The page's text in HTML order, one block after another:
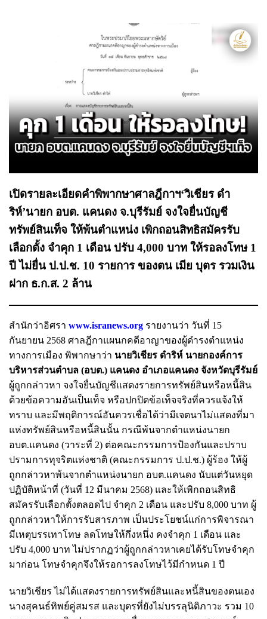
เปิดรายละเอียดคำพิพากษาศาลฎีกาฯ‘วิเชียร ดำ
ริห์’นายก อบต. แคนดง จ.บุรีรัมย์ จงใจยื่นบัญชี
ทรัพย์สินเท็จ ให้พ้นตำแหน่ง เพิกถอนสิทธิสมัครรับ
เลือกตั้ง จำคุก 1 เดือน ปรับ 4,000 บาท ให้รอลงโทษ 1
ปี ไม่ยื่น ป.ป.ช. 10 รายการ ของตน เมีย บุตร รวมเงิน
ฝาก ธ.ก.ส. 2 ล้าน
สำนักว่าอิศรา www.isranews.org รายงานว่า วันที่ 15
กันยายน 2568 ศาลฎีกาแผนกคดีอาญาของผู้ดำรงตำแหน่ง
ทางการเมือง พิพากษาว่า นายวิเชียร ดำริห์ นายกองค์การ
บริหารส่วนตำบล (อบต.) แคนดง อำเภอแคนดง จังหวัดบุรีรัมย์
ผู้ถูกกล่าวหา จงใจยื่นบัญชีแสดงรายการทรัพย์สินหรือหนี้สิน
ด้วยข้อความอันเป็นเท็จ หรือปกปิดข้อเท็จจริงที่ควรแจ้งให้
ทราบ และมีพฤติการณ์อันควรเชื่อได้ว่ามีเจตนาไม่แสดงที่มา
แห่งทรัพย์สินหรือหนี้สินนั้น กรณีพ้นจากตำแหน่งนายก
อบต.แคนดง (วาระที่ 2) ต่อคณะกรรมการป้องกันและปราบ
ปรามการทุจริตแห่งชาติ (คณะกรรมการ ป.ป.ช.) ผู้ร้อง ให้ผู้
ถูกกล่าวหาพ้นจากตำแหน่งนายก อบต.แคนดง นับแต่วันหยุด
ปฏิบัติหน้าที่ (วันที่ 12 มีนาคม 2568) และให้เพิกถอนสิทธิ
สมัครรับเลือกตั้งตลอดไป จำคุก 2 เดือน และปรับ 8,000 บาท ผู้
ถูกกล่าวหาให้การรับสารภาพ เป็นประโยชน์แก่การพิจารณา
มีเหตุบรรเทาโทษ ลดโทษให้กึ่งหนึ่ง คงจำคุก 1 เดือน และ
ปรับ 4,000 บาท ไม่ปรากฏว่าผู้ถูกกล่าวหาเคยได้รับโทษจำคุก
มาก่อน โทษจำคุกจึงให้รอการลงโทษไว้มีกำหนด 1 ปี
นายวิเชียร ไม่ได้แสดงรายการทรัพย์สินและหนี้สินของตนเอง
นางสุคนธ์ทิพย์คู่สมรส และบุตรที่ยังไม่บรรลุนิติภาวะ รวม 10